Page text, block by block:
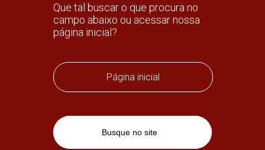
Que tal buscar o que procura no
campo abaixo ou acessar nossa
página inicial?
Página inicial